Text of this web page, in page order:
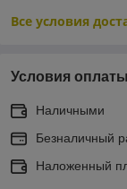
Все условия
Условия оплаты
Наличными
Безналичный
Наложенный